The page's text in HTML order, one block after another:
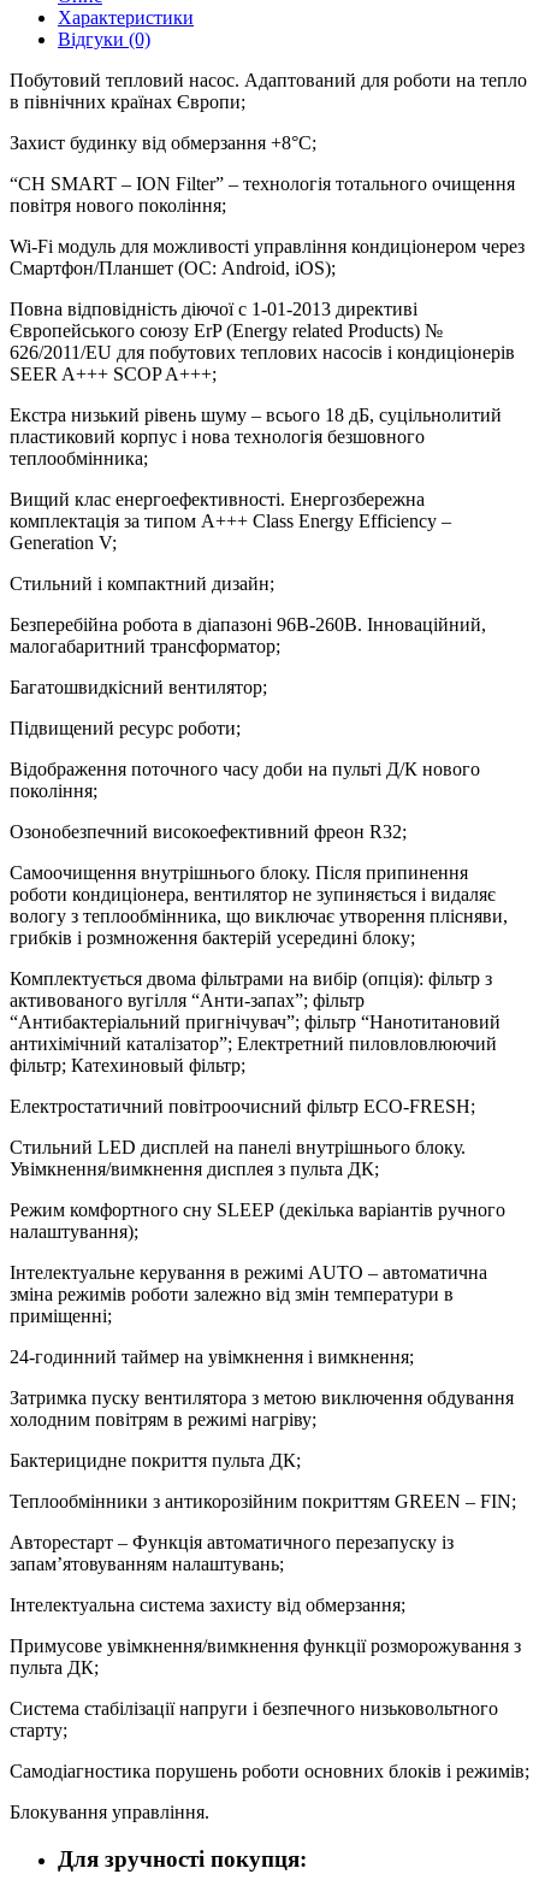
Характеристики
Відгуки (0)
Побутовий тепловий насос. Адаптований для роботи на тепло
в північних країнах Європи;
Захист будинку від обмерзання +8°C;
“CH SMART – ION Filter” – технологія тотального очищення
повітря нового покоління;
Wi-Fi модуль для можливості управління кондиціонером через
Смартфон/Планшет (ОС: Android, iOS);
Повна відповідність діючої c 1-01-2013 директиві
Європейського союзу ErP (Energy related Products) №
626/2011/EU для побутових теплових насосів і кондиціонерів
SEER A+++ SCOP A+++;
Екстра низький рівень шуму – всього 18 дБ, суцільнолитий
пластиковий корпус і нова технологія безшовного
теплообмінника;
Вищий клас енергоефективності. Енергозбережна
комплектація за типом A+++ Class Energy Efficiency –
Generation V;
Стильний і компактний дизайн;
Безперебійна робота в діапазоні 96В-260В. Інноваційний,
малогабаритний трансформатор;
Багатошвидкісний вентилятор;
Підвищений ресурс роботи;
Відображення поточного часу доби на пульті Д/К нового
покоління;
Озонобезпечний високоефективний фреон R32;
Самоочищення внутрішнього блоку. Після припинення
роботи кондиціонера, вентилятор не зупиняється і видаляє
вологу з теплообмінника, що виключає утворення плісняви,
грибків і розмноження бактерій усередині блоку;
Комплектується двома фільтрами на вибір (опція): фільтр з
активованого вугілля “Анти-запах”; фільтр
“Антибактеріальний пригнічувач”; фільтр “Нанотитановий
антихімічний каталізатор”; Електретний пиловловлюючий
фільтр; Катехиновый фільтр;
Електростатичний повітроочисний фільтр ЕСО-FRESH;
Стильний LED дисплей на панелі внутрішнього блоку.
Увімкнення/вимкнення дисплея з пульта ДК;
Режим комфортного сну SLЕЕР (декілька варіантів ручного
налаштування);
Інтелектуальне керування в режимі AUTO – автоматична
зміна режимів роботи залежно від змін температури в
приміщенні;
24-годинний таймер на увімкнення і вимкнення;
Затримка пуску вентилятора з метою виключення обдування
холодним повітрям в режимі нагріву;
Бактерицидне покриття пульта ДК;
Теплообмінники з антикорозійним покриттям GREEN – FIN;
Авторестарт – Функція автоматичного перезапуску із
запам’ятовуванням налаштувань;
Інтелектуальна система захисту від обмерзання;
Примусове увімкнення/вимкнення функції розморожування з
пульта ДК;
Система стабілізації напруги і безпечного низьковольтного
старту;
Самодіагностика порушень роботи основних блоків і режимів;
Блокування управління.
Для зручності покупця: